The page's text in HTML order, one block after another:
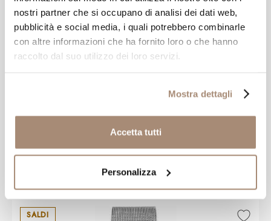
nostri partner che si occupano di analisi dei dati web,
pubblicità e social media, i quali potrebbero combinarle
con altre informazioni che ha fornito loro o che hanno
raccolto dal suo utilizzo dei loro servizi.
Mostra dettagli
Accetta tutti
Personalizza
Orologio Bering da donna Madreperla e
cristalli
€ 139,30
SALDI